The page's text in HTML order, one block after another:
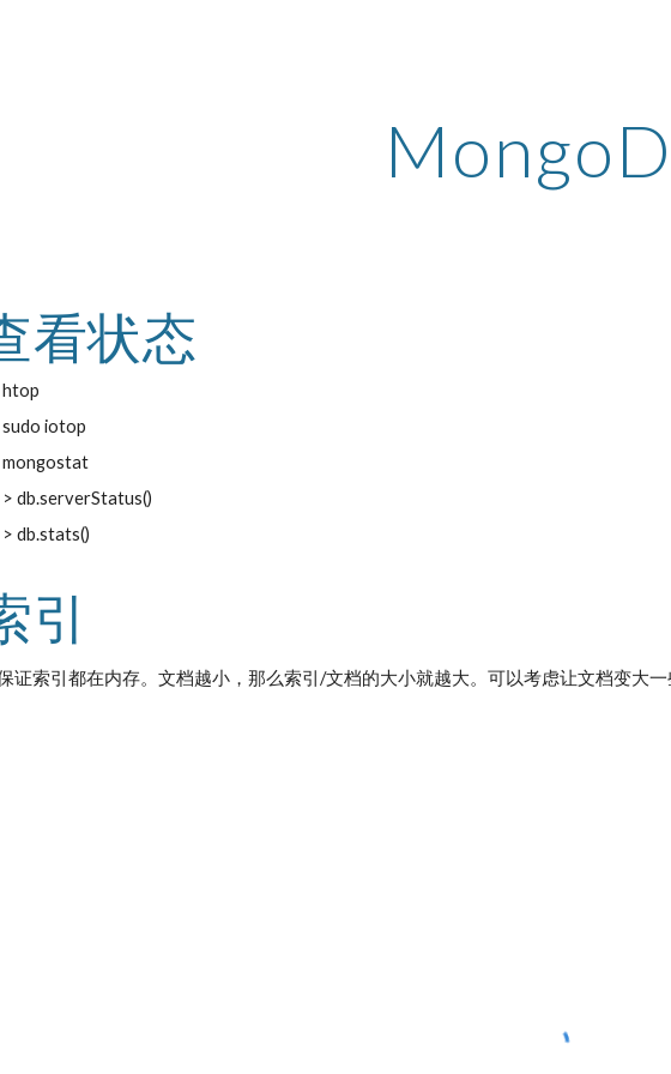
看状态
htop
sudo iotop
mongostat
> db.serverStatus()
> db.stats()
引
证索引都在内存。文档越小，那么索引/文档的大小就越大。可以考虑让文档变大